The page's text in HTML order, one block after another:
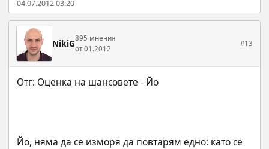
04.07.2012 03:20
NikiG895 мнения
от 01.2012
#13
Йо, няма да се изморя да повтарям едно: като се